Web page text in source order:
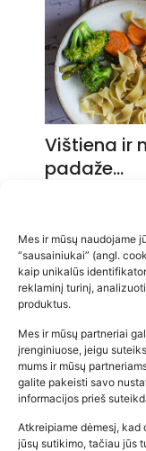
Mes ir mūsų naudojame
“sausainiukai” (angl.
kaip unikalūs
reklaminį turinį,
produktus.
Mes ir mūsų partneriai
įrenginiuose, jeigu
mums ir mūsų
galite pakeisti savo
informacijos prieš
Atkreipiame dėmesį, kad
jūsų sutikimo, tačiau jūs
Vištiena ir
padaže…